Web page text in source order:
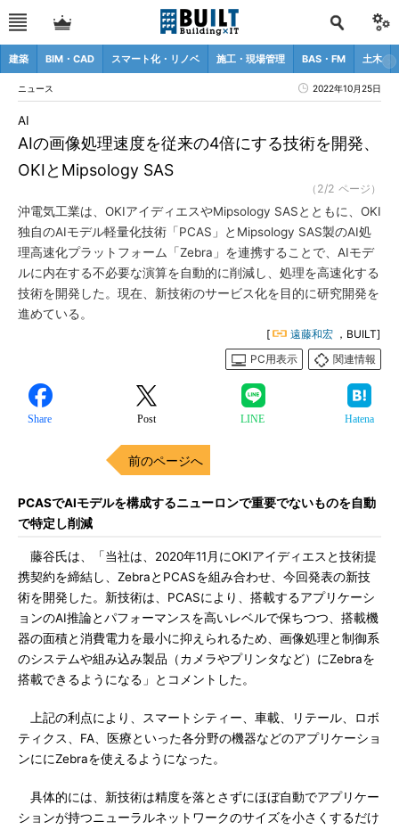
建築 BIM・CAD スマート化・リノベ 施工・現場管理 BAS・FM 土木
ニュース 2022年10月25日
AIの画像処理速度を従来の4倍にする技術を開発、
OKIとMipsology SAS
AI
（2/2 ページ）
沖電気工業は、OKIアイディエスやMipsology SASとともに、OKI
独自のAIモデル軽量化技術「PCAS」とMipsology SAS製のAI処
理高速化プラットフォーム「Zebra」を連携することで、AIモデ
ルに内在する不必要な演算を自動的に削減し、処理を高速化する
技術を開発した。現在、新技術のサービス化を目的に研究開発を
進めている。
[ 遠藤和宏 ，BUILT]
PC用表示
関連情報
Share Post LINE Hatena
前のページへ
PCASでAIモデルを構成するニューロンで重要でないものを自動
で特定し削減
藤谷氏は、「当社は、2020年11月にOKIアイディエスと技術提
携契約を締結し、ZebraとPCASを組み合わせ、今回発表の新技
術を開発した。新技術は、PCASにより、搭載するアプリケーシ
ョンのAI推論とパフォーマンスを高いレベルで保ちつつ、搭載機
器の面積と消費電力を最小に抑えられるため、画像処理と制御系
のシステムや組み込み製品（カメラやプリンタなど）にZebraを
搭載できるようになる」とコメントした。
上記の利点により、スマートシティー、車載、リテール、ロボ
ティクス、FA、医療といった各分野の機器などのアプリケーショ
ンににZebraを使えるようになった。
具体的には、新技術は精度を落とさずにほぼ自動でアプリケー
ションが持つニューラルネットワークのサイズを小さくするだけ